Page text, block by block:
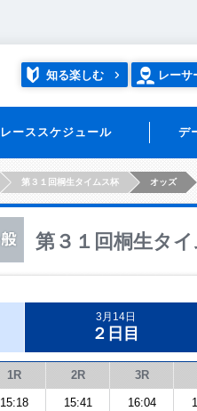
知る楽しむ レーサ
レーススケジュール デ
第３１回桐生タイムス杯 オッズ
第３１回桐生タ
3月14日
２日目
1R 2R 3R
15:18 15:41 16:04